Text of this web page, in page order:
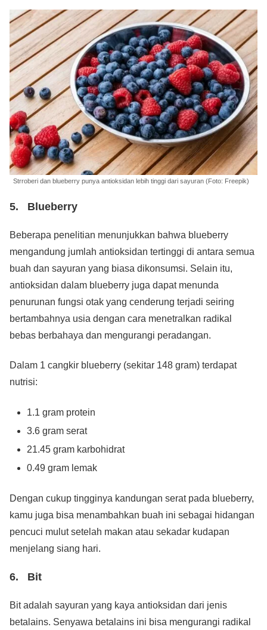
Strroberi dan blueberry punya antioksidan lebih tinggi dari sayuran (Foto: Freepik)
5. Blueberry
Beberapa penelitian menunjukkan bahwa blueberry
mengandung jumlah antioksidan tertinggi di antara semua
buah dan sayuran yang biasa dikonsumsi. Selain itu,
antioksidan dalam blueberry juga dapat menunda
penurunan fungsi otak yang cenderung terjadi seiring
bertambahnya usia dengan cara menetralkan radikal
bebas berbahaya dan mengurangi peradangan.
Dalam 1 cangkir blueberry (sekitar 148 gram) terdapat
nutrisi:
1.1 gram protein
3.6 gram serat
21.45 gram karbohidrat
0.49 gram lemak
Dengan cukup tingginya kandungan serat pada blueberry,
kamu juga bisa menambahkan buah ini sebagai hidangan
pencuci mulut setelah makan atau sekadar kudapan
menjelang siang hari.
6. Bit
Bit adalah sayuran yang kaya antioksidan dari jenis
betalains. Senyawa betalains ini bisa mengurangi radikal